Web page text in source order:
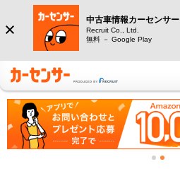
中古車情報カーセンサー
Recruit Co., Ltd.
無料 － Google Play